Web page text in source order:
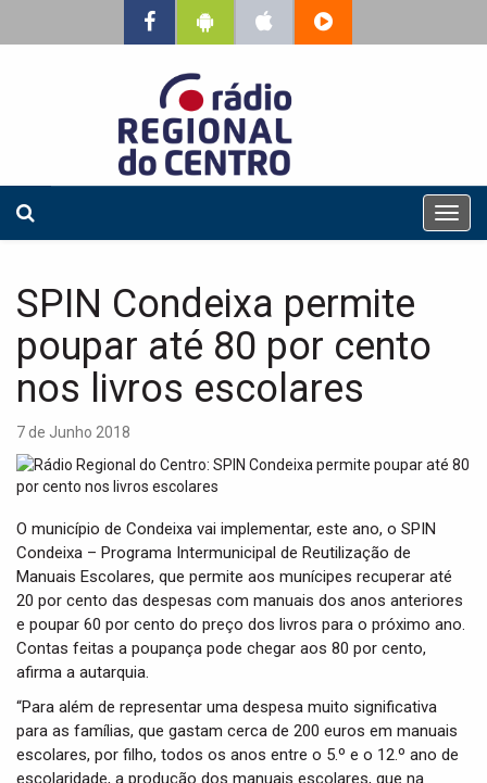
T
o
a
SPIN Condeixa permite
poupar até 80 por cento
nos livros escolares
7 de Junho 2018
O município de Condeixa vai implementar, este ano, o SPIN
Condeixa – Programa Intermunicipal de Reutilização de
Manuais Escolares, que permite aos munícipes recuperar até
20 por cento das despesas com manuais dos anos anteriores
e poupar 60 por cento do preço dos livros para o próximo ano.
Contas feitas a poupança pode chegar aos 80 por cento,
afirma a autarquia.
“Para além de representar uma despesa muito significativa
para as famílias, que gastam cerca de 200 euros em manuais
escolares, por filho, todos os anos entre o 5.º e o 12.º ano de
escolaridade, a produção dos manuais escolares, que na